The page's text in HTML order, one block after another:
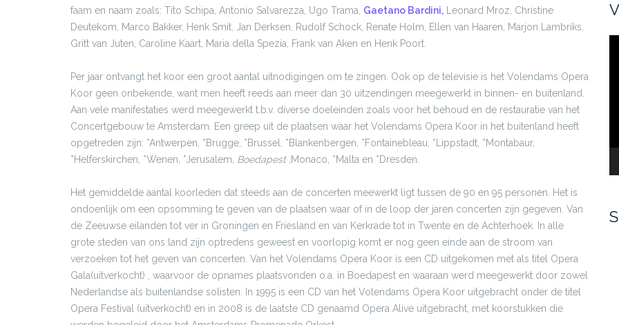
faam en naam zoals: Tito Schipa, Antonio Salvarezza, Ugo Trama, Gaetano Bardini, Leonard Mroz, Christine
Deutekom, Marco Bakker, Henk Smit, Jan Derksen, Rudolf Schock, Renate Holm, Ellen van Haaren, Marjon Lambriks,
Gritt van Juten, Caroline Kaart, Maria della Spezia, Frank van Aken en Henk Poort.
Per jaar ontvangt het koor een groot aantal uitnodigingen om te zingen. Ook op de televisie is het Volendams Opera
Koor geen onbekende, want men heeft reeds aan meer dan 30 uitzendingen meegewerkt in binnen- en buitenland.
Aan vele manifestaties werd meegewerkt t.b.v. diverse doeleinden zoals voor het behoud en de restauratie van het
Concertgebouw te Amsterdam. Een greep uit de plaatsen waar het Volendams Opera Koor in het buitenland heeft
opgetreden zijn: *Antwerpen, *Brugge, *Brussel, *Blankenbergen, *Fontainebleau, *Lippstadt, *Montabaur,
*Helferskirchen, *Wenen, *Jerusalem, Boedapest ,Monaco, *Malta en *Dresden.
Het gemiddelde aantal koorleden dat steeds aan de concerten meewerkt ligt tussen de 90 en 95 personen. Het is
ondoenlijk om een opsomming te geven van de plaatsen waar of in de loop der jaren concerten zijn gegeven. Van
de Zeeuwse eilanden tot ver in Groningen en Friesland en van Kerkrade tot in Twente en de Achterhoek. In alle
grote steden van ons land zijn optredens geweest en voorlopig komt er nog geen einde aan de stroom van
verzoeken tot het geven van concerten. Van het Volendams Opera Koor is een CD uitgekomen met als titel Opera
Gala(uitverkocht) , waarvoor de opnames plaatsvonden o.a. in Boedapest en waaraan werd meegewerkt door zowel
Nederlandse als buitenlandse solisten. In 1995 is een CD van het Volendams Opera Koor uitgebracht onder de titel
Opera Festival (uitverkocht) en in 2008 is de laatste CD genaamd Opera Alive uitgebracht, met koorstukken die